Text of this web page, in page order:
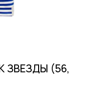
ЗВЕЗДЫ (56,